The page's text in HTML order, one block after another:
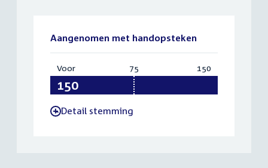
Aangenomen met handopsteken
Voor:
150
75 150
-Detail stemming